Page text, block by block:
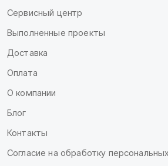
Сервисный центр
Выполненные проекты
Доставка
Оплата
О компании
Блог
Контакты
Согласие на обработку